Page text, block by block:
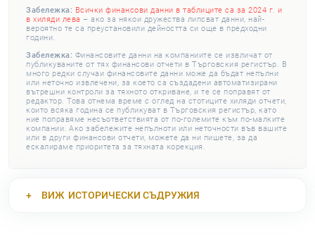
Забележка: Всички финансови данни в таблиците са за 2024 г. и
в хиляди лева – ако за някои дружества липсват данни, най-
вероятно те са преустановили дейността си още в предходни
години.
Забележка: Финансовите данни на компаниите се извличат от
публикуваните от тях финансови отчети в Търговския регистър. В
много редки случаи финансовите данни може да бъдат непълни
или неточно извлечени, за което са създадени автоматизирани
вътрешни контроли за тяхното откриване, и те се поправят от
редактор. Това отнема време с оглед на стотиците хиляди отчети,
които всяка година се публикуват в Търговския регистър, като
ние поправяме несъответствията от по-големите към по-малките
компании. Ако забележите непълноти или неточности във вашите
или в други финансови отчети, можете да ни пишете, за да
ескалираме приоритета за тяхната корекция.
ВИЖ ИСТОРИЧЕСКИ СЪДРУЖИЯ